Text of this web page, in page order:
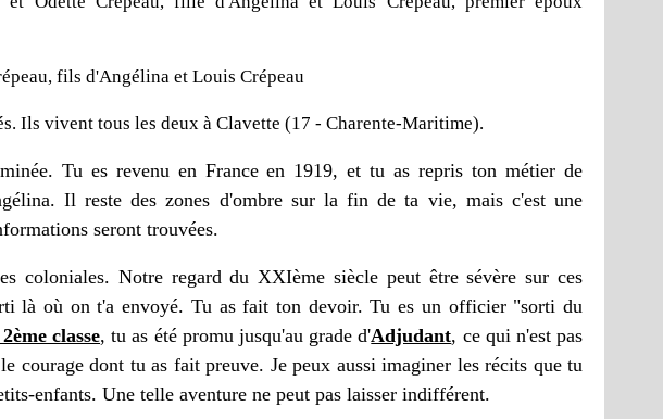
fils d'Angélina et Louis Crépeau
Ils vivent tous les deux à Clavette (17 - Charente-Maritime).
Tu es revenu en France en 1919, et tu as repris ton métier de
Il reste des zones d'ombre sur la fin de ta vie, mais c'est une
seront trouvées.
coloniales. Notre regard du XXIème siècle peut être sévère sur ces
là où on t'a envoyé. Tu as fait ton devoir.Tu es un officier "sorti du
classe, tu as été promu jusqu'au grade d'Adjudant, ce qui n'est pas
courage dont tu as fait preuve. Je peux aussi imaginer les récits que tu
enfants. Une telle aventure ne peut pas laisser indifférent.